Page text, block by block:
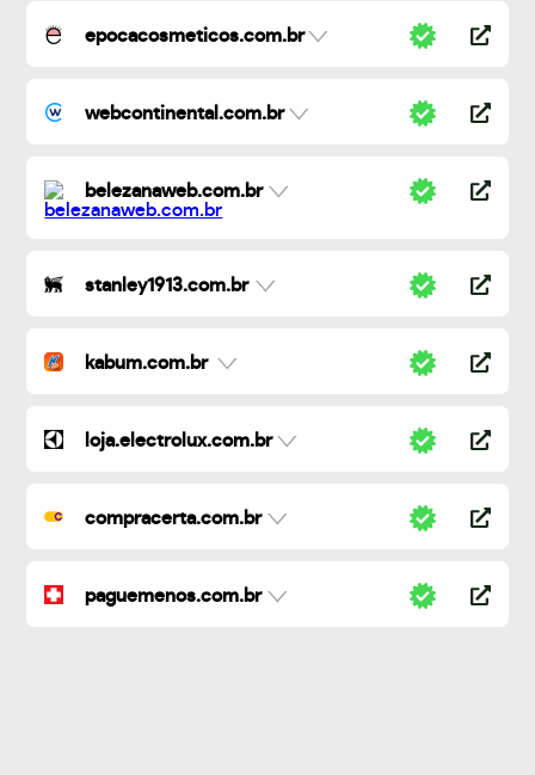
epocacosmeticos.com.br
webcontinental.com.br
belezanaweb.com.br
stanley1913.com.br
kabum.com.br
loja.electrolux.com.br
compracerta.com.br
paguemenos.com.br